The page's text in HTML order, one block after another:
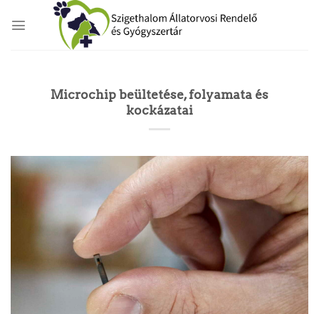
Microchip beültetése, folyamata és
kockázatai